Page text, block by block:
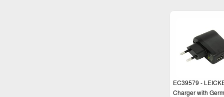
EC39579 -
Charger with